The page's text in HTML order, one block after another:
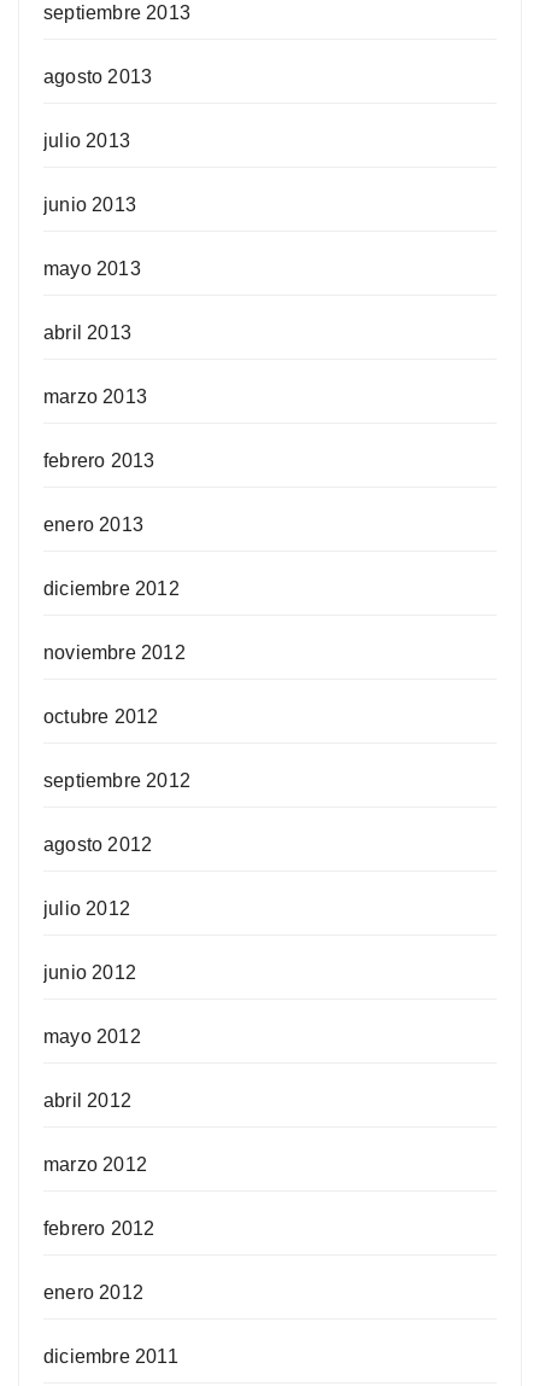
septiembre 2013
agosto 2013
julio 2013
junio 2013
mayo 2013
abril 2013
marzo 2013
febrero 2013
enero 2013
diciembre 2012
noviembre 2012
octubre 2012
septiembre 2012
agosto 2012
julio 2012
junio 2012
mayo 2012
abril 2012
marzo 2012
febrero 2012
enero 2012
diciembre 2011